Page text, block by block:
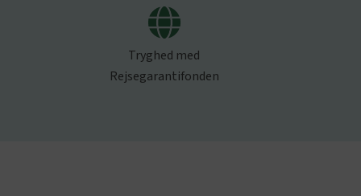
Tryghed med
Rejsegarantifonden